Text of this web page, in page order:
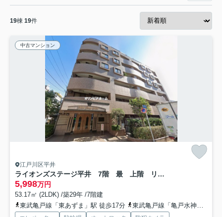
19棟 19件
中古マンション
江戸川区平井
ライオンズステージ平井 7階 最 上階 リ ノベーション
5,998万円
53.17㎡ (2LDK) /築29年 /7階建
東武亀戸線「東あずま」駅 徒歩17分
東武亀戸線「亀戸水神」駅 徒歩19分